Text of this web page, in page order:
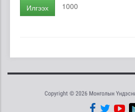
Илгээх 1000
Copyright © 2026 Монголын